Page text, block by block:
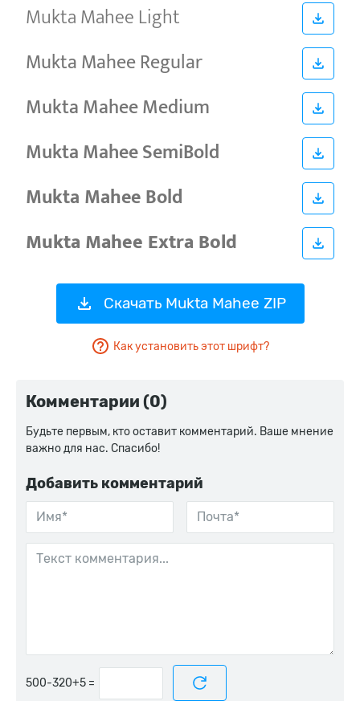
Скачать Mukta Mahee ZIP
Как установить этот шрифт?
Комментарии (0)
Будьте первым, кто оставит комментарий. Ваше мнение
важно для нас. Спасибо!
Добавить комментарий
=